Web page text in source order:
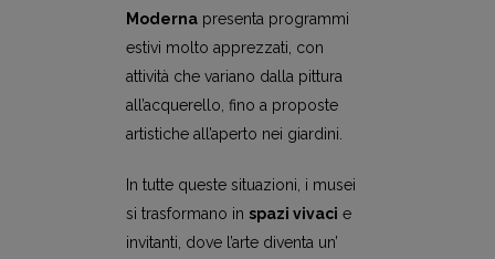
Modernapresenta programmi
estivi molto apprezzati, con
attività che variano dalla pittura
all’acquerello, fino a proposte
artistiche all’aperto nei giardini.
In tutte queste situazioni, i musei
si trasformano in spazi vivaci e
invitanti, dove l’arte diventa un’